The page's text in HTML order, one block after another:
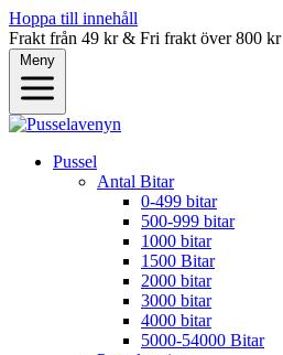
Hoppa till innehåll
Frakt från 49 kr & Fri frakt över 800 kr
Meny
Pussel
Antal Bitar
0-499 bitar
500-999 bitar
1000 bitar
1500 Bitar
2000 bitar
3000 bitar
4000 bitar
5000-54000 Bitar